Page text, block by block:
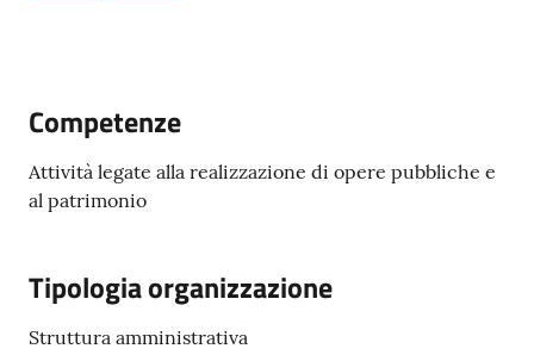
on-
line
Tutti
gli
argomenti
Competenze
Attività legate alla realizzazione di opere pubbliche e
al patrimonio
Tipologia organizzazione
Struttura amministrativa